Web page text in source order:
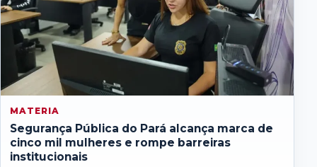
MATERIA
Segurança Pública do Pará alcança marca de
cinco mil mulheres e rompe barreiras
institucionais